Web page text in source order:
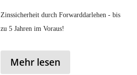
Zinssicherheit durch Forwarddarlehen - bis
zu 5 Jahren im Voraus!
Mehr lesen